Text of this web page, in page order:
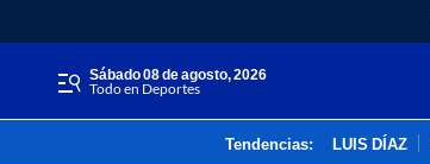
sábado 08 de agosto, 2026
Todo en Deportes
Tendencias: LUIS DÍAZ